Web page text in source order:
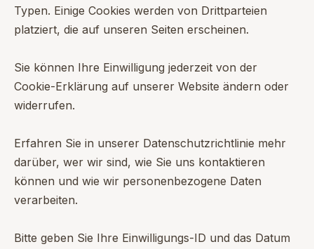
Typen. Einige Cookies werden von Drittparteien
platziert, die auf unseren Seiten erscheinen.
Sie können Ihre Einwilligung jederzeit von der
Cookie-Erklärung auf unserer Website ändern oder
widerrufen.
Erfahren Sie in unserer Datenschutzrichtlinie mehr
darüber, wer wir sind, wie Sie uns kontaktieren
können und wie wir personenbezogene Daten
verarbeiten.
Bitte geben Sie Ihre Einwilligungs-ID und das Datum